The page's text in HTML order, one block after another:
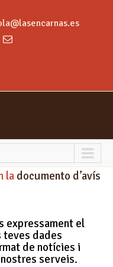
la documento d’avís
expressament el
dades
de notícies i
serveis.